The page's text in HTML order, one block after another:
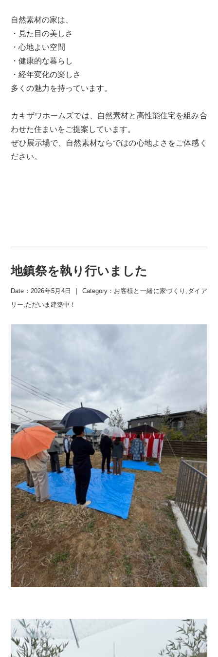
自然素材の家は、
・見た目の美しさ
・心地よい空間
・健康的な暮らし
・経年変化の楽しさ
多くの魅力を持っています。
カキザワホームズでは、自然素材と高性能住宅を組み合
わせた住まいをご提案しています。
ぜひ展示場で、自然素材ならではの心地よさをご体感く
ださい。
地鎮祭を執り行いました
Date：2026年5月4日 ｜ Category： お客様と一緒に家づくり ダイア
リー ただいま建築中！